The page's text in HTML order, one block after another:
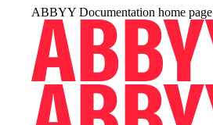
ABBYY Documentation home page